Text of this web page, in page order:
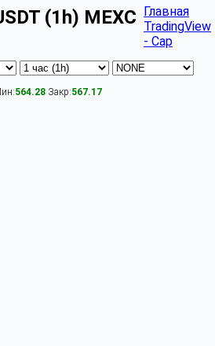
(1h) MEXC Главная
TradingView
- Cap
564.28 Закр:567.17